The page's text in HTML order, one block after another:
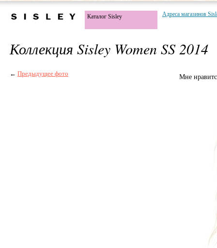
Каталог Sisley Адреса магазинов
Коллекция Sisley Women SS 2014
← Предыдущее фото Мне